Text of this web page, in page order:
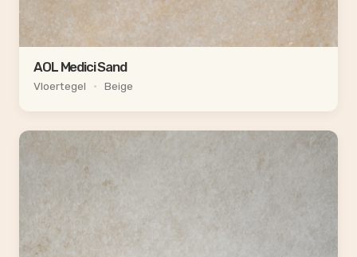
AOL Medici Sand
Vloertegel • Beige